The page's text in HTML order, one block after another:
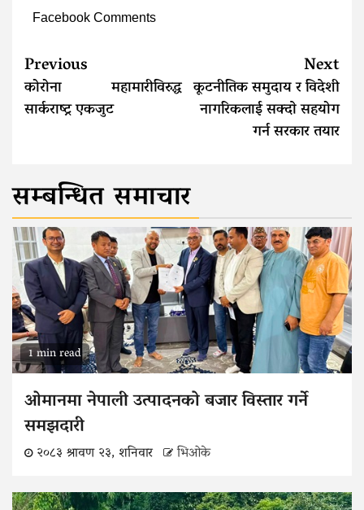
Facebook Comments
Continue
Reading
Previous
कोरोना महामारीविरुद्ध
सार्कराष्ट्र एकजुट
Next
कूटनीतिक समुदाय र विदेशी
नागरिकलाई सक्दाे सहयोग
गर्न सरकार तयार
सम्बन्धित समाचार
1 min read
ओमानमा नेपाली उत्पादनको बजार विस्तार गर्ने
समझदारी
२०८३ श्रावण २३, शनिवार भिओके